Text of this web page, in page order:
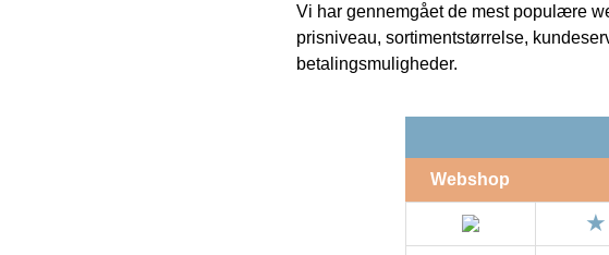
Vi har gennemgået de mest populære
prisniveau, sortimentstørrelse,
betalingsmuligheder.
Webshop